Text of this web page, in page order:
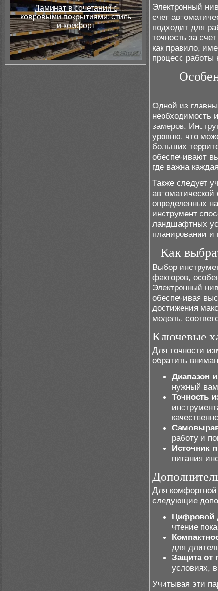
Ламинат в сочетании с
ковровыми покрытиями: стиль
и комфорт
Электронный
счет
подходит для
точность за
как правило,
процесс
Одной из
необходимость
замеров.
уровню, что
больших
обеспечивают
где важна
Также следует
автоматической
определенных
инструмент
ландшафтных
планировании
Как
Выбор
факторов,
Электронный
обеспечивая
достижения
модель,
Ключевые
Для точности
обратить
Диапазон
нужный
Точность
работу и
Источник
питания
Для комфортной
следующие
Цифровой
чтение
для
Защита от
условиях,
Учитывая эти